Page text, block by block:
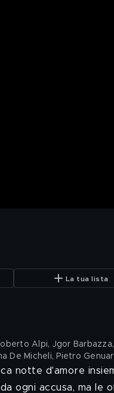
La tua lista
Alpi, Jgor
De Micheli, Pietro
notte d'amore
ogni accusa, ma